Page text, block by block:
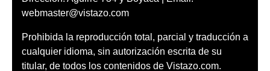
webmaster@vistazo.com
Prohibida la reproducción total, parcial y traducción a
cualquier idioma, sin autorización escrita de su
titular, de todos los contenidos de Vistazo.com.